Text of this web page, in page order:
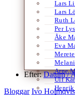
Lars
Lars
Ruth
Per
Åke
Eva
Arne
Ulf
Efter:Datum /
Bloggar Ivo